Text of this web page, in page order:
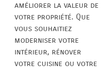
améliorer la valeur de
votre propriété. Que
vous souhaitiez
moderniser votre
intérieur, rénover
votre cuisine ou votre